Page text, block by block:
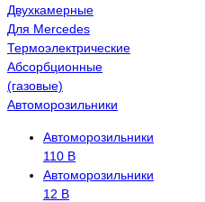
Двухкамерные
Для Mercedes
Термоэлектрические
Абсорбционные
(газовые)
Автоморозильники
Автоморозильники
110 В
Автоморозильники
12 В